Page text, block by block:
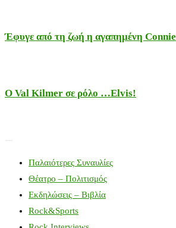
Έφυγε από τη ζωή η αγαπημένη
Ο Val Kilmer σε ρόλο …Elvis!
Παλαιότερες Συναυλίες
Θέατρο – Πολιτισμός
Εκδηλώσεις – Βιβλία
Rock&Sports